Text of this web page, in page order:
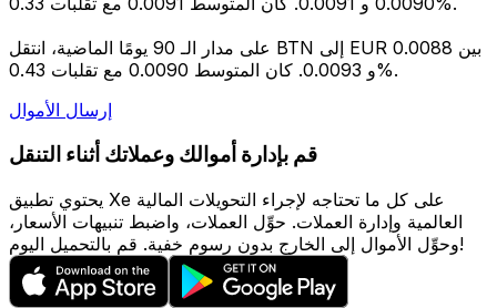
على مدار الـ 90 يومًا الماضية، انتقل BTN إلى EUR بين 0.0088
و 0.0093. كان المتوسط 0.0090 مع تقلبات 0.43%.
إرسال الأموال
قم بإدارة أموالك وعملاتك أثناء التنقل
يحتوي تطبيق Xe على كل ما تحتاجه لإجراء التحويلات المالية
العالمية وإدارة العملات. حوِّل العملات، واضبط تنبيهات الأسعار،
وحوِّل الأموال إلى الخارج بدون رسوم خفية. قم بالتحميل اليوم!